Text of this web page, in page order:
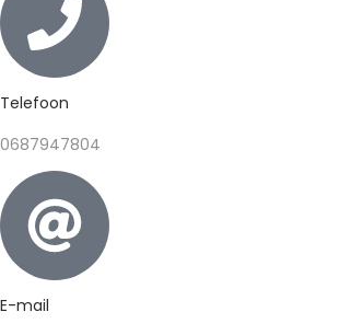
Telefoon
0687947804
E-mail